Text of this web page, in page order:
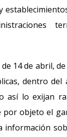
14 de abril,
dentro
así lo exijan
objeto el
información